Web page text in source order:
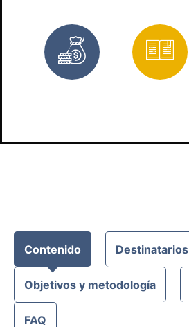
Bonificado
Contenido Destinatarios
Objetivos y metodología
FAQ